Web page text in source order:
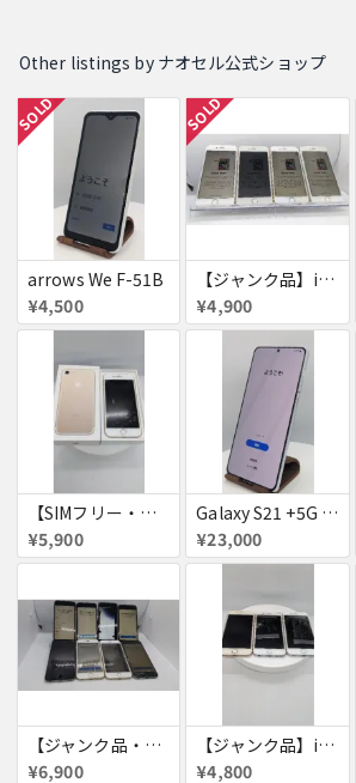
Other listings by ナオセル公式ショップ
SOLD
arrows We F-51B
¥4,500
SOLD
【ジャンク品】iPhone6s ４台セット
¥4,900
【SIMフリー・付属品あり】iPhone 7 128GB
¥5,900
Galaxy S21 +5G 256GB
¥23,000
【ジャンク品・初期化済】iPhone6 8台セット
¥6,900
【ジャンク品】iPhone6s ３台セット
¥4,800